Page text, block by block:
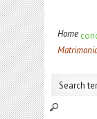
Home